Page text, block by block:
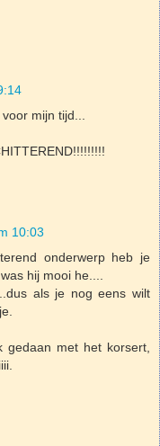
mijn tijd...
10:03
onderwerp heb je
hij mooi he....
als je nog eens wilt
gedaan met het korsert,